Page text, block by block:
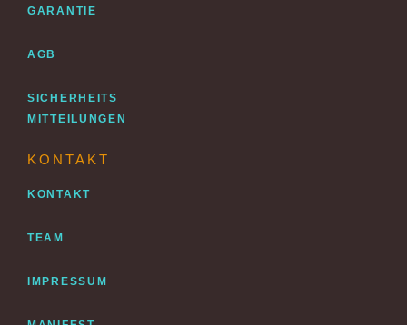
GARANTIE
AGB
SICHERHEITS
MITTEILUNGEN
KONTAKT
KONTAKT
TEAM
IMPRESSUM